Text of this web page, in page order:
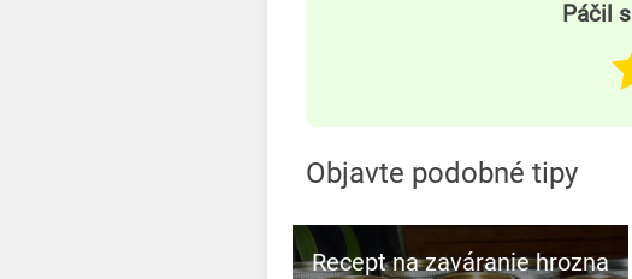
Páčil
Objavte podobné tipy
Recept na zaváranie hrozna